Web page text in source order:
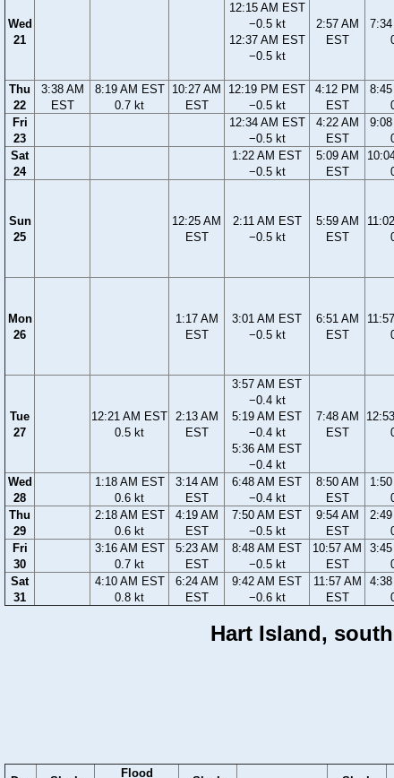
Wed
21
12:15 AM EST
−0.5 kt
12:37 AM EST
−0.5 kt
2:57 AM
EST
Thu
22
3:38 AM
EST
8:19 AM EST
0.7 kt
10:27 AM
EST
12:19 PM EST
−0.5 kt
4:12 PM
EST
Fri
23
12:34 AM EST
−0.5 kt
4:22 AM
EST
Sat
24
1:22 AM EST
−0.5 kt
5:09 AM
EST
Sun
25
12:25 AM
EST
2:11 AM EST
−0.5 kt
5:59 AM
EST
Mon
26
1:17 AM
EST
3:01 AM EST
−0.5 kt
6:51 AM
EST
Tue
27
12:21 AM EST
0.5 kt
2:13 AM
EST
3:57 AM EST
−0.4 kt
5:19 AM EST
−0.4 kt
5:36 AM EST
−0.4 kt
7:48 AM
EST
Wed
28
1:18 AM EST
0.6 kt
3:14 AM
EST
6:48 AM EST
−0.4 kt
8:50 AM
EST
Thu
29
2:18 AM EST
0.6 kt
4:19 AM
EST
7:50 AM EST
−0.5 kt
9:54 AM
EST
Fri
30
3:16 AM EST
0.7 kt
5:23 AM
EST
8:48 AM EST
−0.5 kt
10:57 AM
EST
Sat
31
4:10 AM EST
0.8 kt
6:24 AM
EST
9:42 AM EST
−0.6 kt
11:57 AM
EST
Hart Island,
Flood